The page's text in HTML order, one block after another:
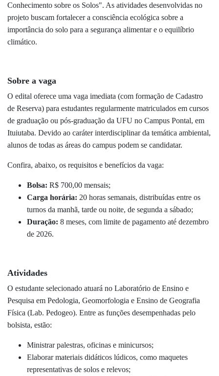
Conhecimento sobre os Solos". As atividades desenvolvidas no
projeto buscam fortalecer a consciência ecológica sobre a
importância do solo para a segurança alimentar e o equilíbrio
climático.
Sobre a vaga
O edital oferece uma vaga imediata (com formação de Cadastro
de Reserva) para estudantes regularmente matriculados em cursos
de graduação ou pós-graduação da UFU no Campus Pontal, em
Ituiutaba. Devido ao caráter interdisciplinar da temática ambiental,
alunos de todas as áreas do campus podem se candidatar.
Confira, abaixo, os requisitos e benefícios da vaga:
Bolsa: R$ 700,00 mensais;
Carga horária: 20 horas semanais, distribuídas entre os
turnos da manhã, tarde ou noite, de segunda a sábado;
Duração: 8 meses, com limite de pagamento até dezembro
de 2026.
Atividades
O estudante selecionado atuará no Laboratório de Ensino e
Pesquisa em Pedologia, Geomorfologia e Ensino de Geografia
Física (Lab. Pedogeo). Entre as funções desempenhadas pelo
bolsista, estão:
Ministrar palestras, oficinas e minicursos;
Elaborar materiais didáticos lúdicos, como maquetes
representativas de solos e relevos;